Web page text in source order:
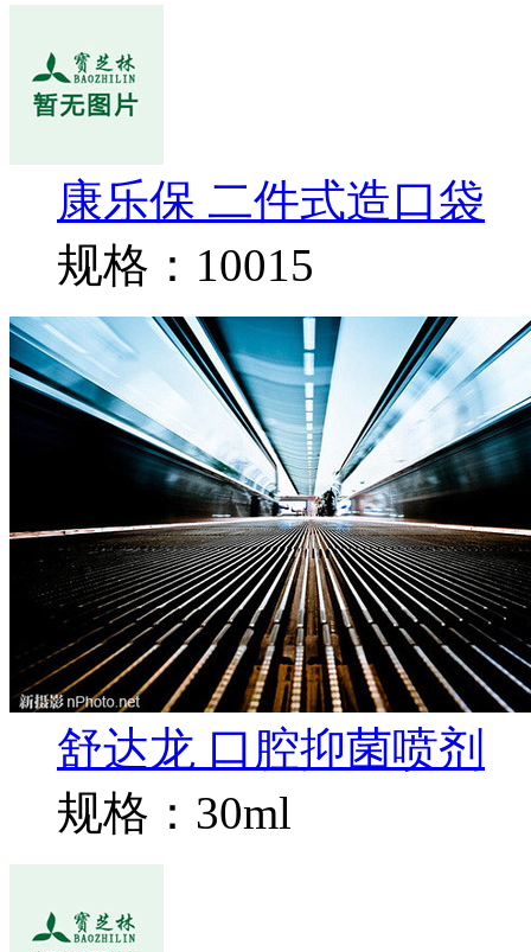
康乐保 二件式造口袋
规格：10015
舒达龙 口腔抑菌喷剂
规格：30ml